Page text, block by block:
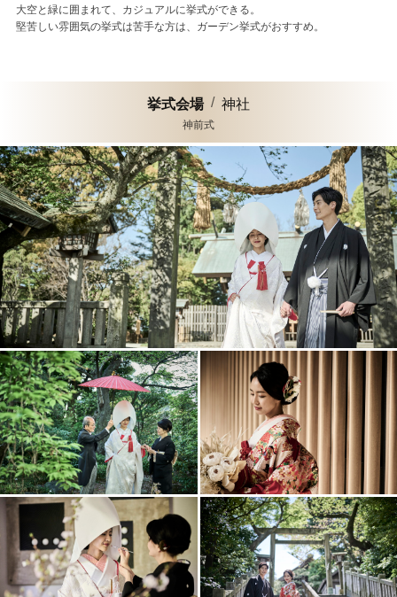
大空と緑に囲まれて、カジュアルに挙式ができる。
堅苦しい雰囲気の挙式は苦手な方は、ガーデン挙式がおすすめ。
挙式会場 神社
神前式